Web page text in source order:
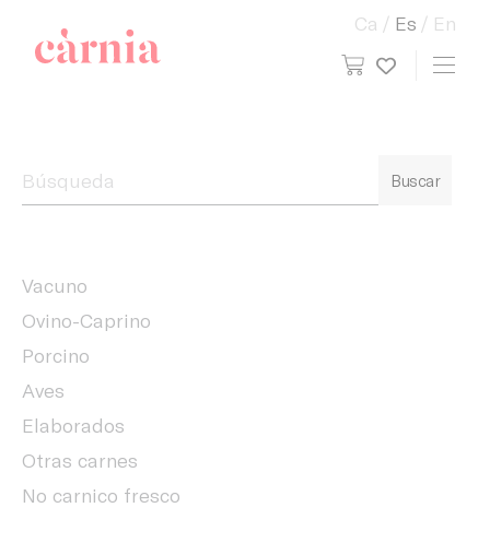
view cartMy
Ca Es En
Buscar
Vacuno
Ovino-Caprino
Porcino
Aves
Elaborados
Otras carnes
No carnico fresco